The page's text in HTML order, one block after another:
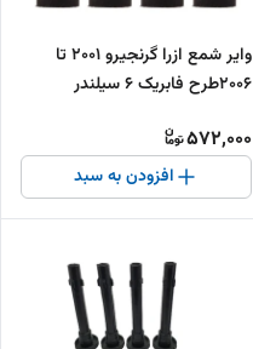
وایر شمع ازرا گرنجیرو 2001 تا
2006طرح فابریک 6 سیلندر
572,000
افزودن به سبد